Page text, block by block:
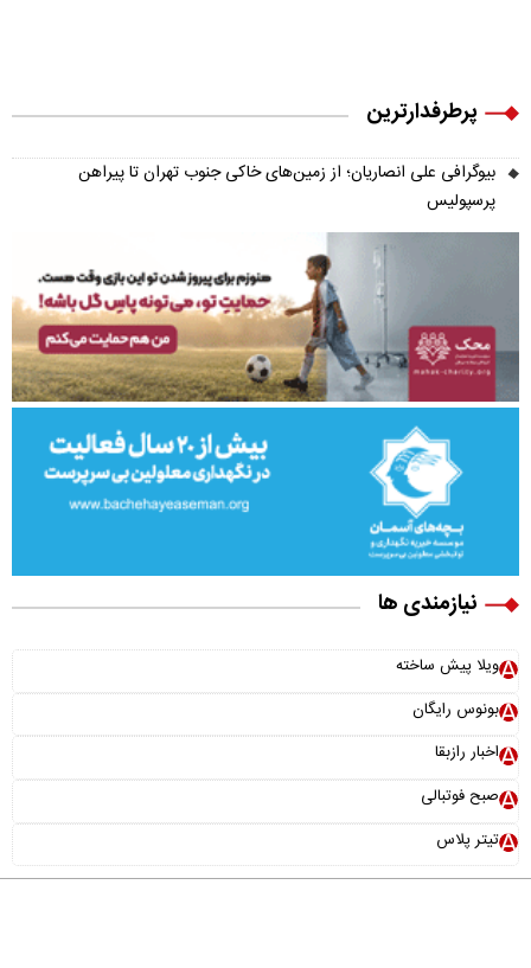
پرطرفدارترین
بیوگرافی علی انصاریان؛ از زمین‌های خاکی جنوب تهران تا پیراهن
پرسپولیس
نیازمندی ها
ویلا پیش ساخته
بونوس رایگان
اخبار رازبقا
صبح فوتبالی
تیتر پلاس